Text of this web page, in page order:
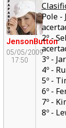
JensonButton
05/05/2009
17:50
Pole -
2º -
3º -
4º -
5º -
6º -
7º -
8º -